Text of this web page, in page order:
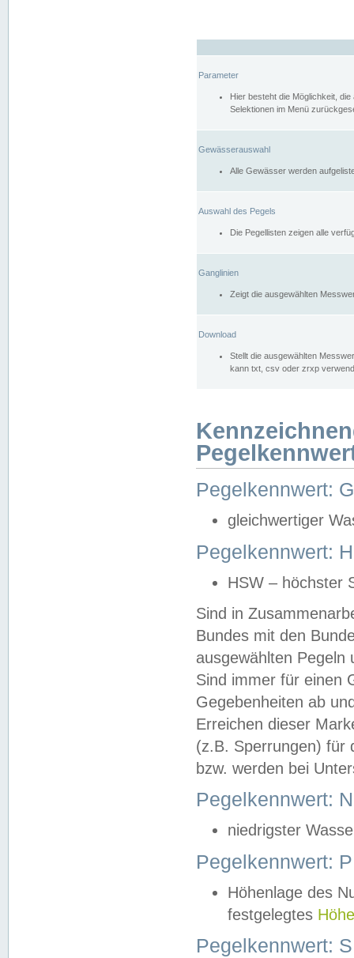
Parameter
Hier besteht die Möglichkeit,
Selektionen im Menü
Gewässerauswahl
Alle Gewässer werden
Auswahl des Pegels
Die Pegellisten zeigen alle
Ganglinien
Zeigt die ausgewählten
Download
Stellt die ausgewählten
kann txt, csv oder zrxp
Pegelkennwert:
gleichwertiger
Pegelkennwert:
HSW – höchster
Sind in
Bundes mit den
ausgewählten
Sind immer für einen
Gegebenheiten ab
Erreichen dieser
(z.B. Sperrungen) für
bzw. werden bei
Pegelkennwert:
niedrigster
Pegelkennwert:
Höhenlage des
festgelegtes
Pegelkennwert: